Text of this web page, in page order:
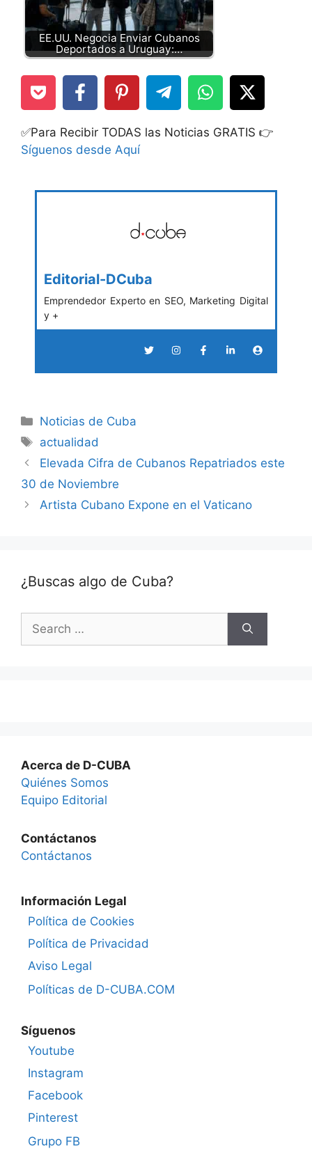
EE.UU. Negocia Enviar Cubanos
Deportados a Uruguay:…
✅Para Recibir TODAS las Noticias GRATIS 👉
Síguenos desde Aquí
Editorial-DCuba
Emprendedor Experto en SEO, Marketing Digital
y +
Categories
Noticias de Cuba
Tags
actualidad
Elevada Cifra de Cubanos Repatriados este
30 de Noviembre
Artista Cubano Expone en el Vaticano
¿Buscas algo de Cuba?
Search
for:
Acerca de D-CUBA
Quiénes Somos
Equipo Editorial
Contáctanos
Contáctanos
Información Legal
Política de Cookies
Política de Privacidad
Aviso Legal
Políticas de D-CUBA.COM
Síguenos
Youtube
Instagram
Facebook
Pinterest
Grupo FB